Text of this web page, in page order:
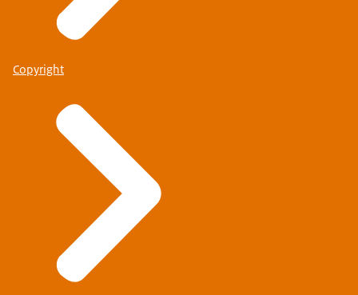
Copyright